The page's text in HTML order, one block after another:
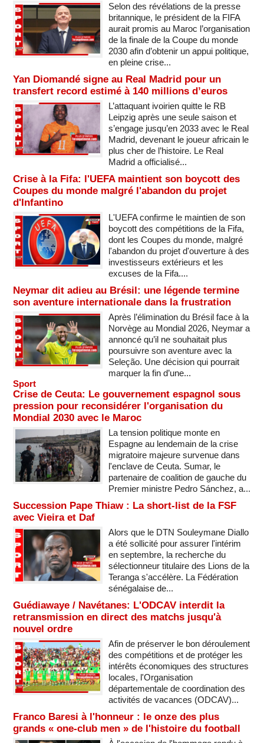
Selon des révélations de la presse
britannique, le président de la FIFA
aurait promis au Maroc l’organisation
de la finale de la Coupe du monde
2030 afin d’obtenir un appui politique,
en pleine crise...
Yan Diomandé signe au Real Madrid pour un
transfert record estimé à 140 millions d’euros
L’attaquant ivoirien quitte le RB
Leipzig après une seule saison et
s’engage jusqu’en 2033 avec le Real
Madrid, devenant le joueur africain le
plus cher de l’histoire. Le Real
Madrid a officialisé...
Crise à la Fifa: l'UEFA maintient son boycott des
Coupes du monde malgré l'abandon du projet
d'Infantino
L'UEFA confirme le maintien de son
boycott des compétitions de la Fifa,
dont les Coupes du monde, malgré
l'abandon du projet d'ouverture à des
investisseurs extérieurs et les
excuses de la Fifa....
Neymar dit adieu au Brésil: une légende termine
son aventure internationale dans la frustration
Après l’élimination du Brésil face à la
Norvège au Mondial 2026, Neymar a
annoncé qu’il ne souhaitait plus
poursuivre son aventure avec la
Seleção. Une décision qui pourrait
marquer la fin d’une...
Sport
Crise de Ceuta: Le gouvernement espagnol sous
pression pour reconsidérer l'organisation du
Mondial 2030 avec le Maroc
La tension politique monte en
Espagne au lendemain de la crise
migratoire majeure survenue dans
l'enclave de Ceuta. Sumar, le
partenaire de coalition de gauche du
Premier ministre Pedro Sánchez, a...
Succession Pape Thiaw : La short-list de la FSF
avec Vieira et Daf
Alors que le DTN Souleymane Diallo
a été sollicité pour assurer l'intérim
en septembre, la recherche du
sélectionneur titulaire des Lions de la
Teranga s'accélère. La Fédération
sénégalaise de...
Guédiawaye / Navétanes: L'ODCAV interdit la
retransmission en direct des matchs jusqu'à
nouvel ordre
Afin de préserver le bon déroulement
des compétitions et de protéger les
intérêts économiques des structures
locales, l'Organisation
départementale de coordination des
activités de vacances (ODCAV)...
Franco Baresi à l'honneur : le onze des plus
grands « one-club men » de l'histoire du football